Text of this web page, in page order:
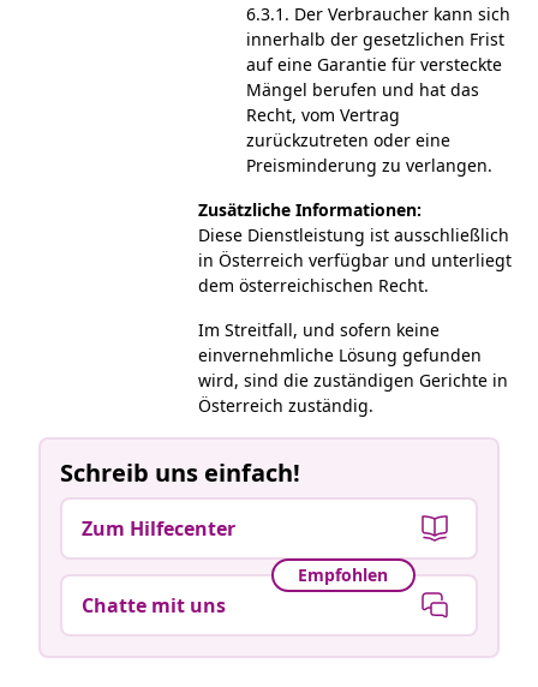
6.3.1. Der Verbraucher kann sich
innerhalb der gesetzlichen Frist
auf eine Garantie für versteckte
Mängel berufen und hat das
Recht, vom Vertrag
zurückzutreten oder eine
Preisminderung zu verlangen.
Zusätzliche Informationen:
Diese Dienstleistung ist ausschließlich
in Österreich verfügbar und unterliegt
dem österreichischen Recht.
Im Streitfall, und sofern keine
einvernehmliche Lösung gefunden
wird, sind die zuständigen Gerichte in
Österreich zuständig.
Schreib uns einfach!
Zum Hilfecenter
Empfohlen
Chatte mit uns